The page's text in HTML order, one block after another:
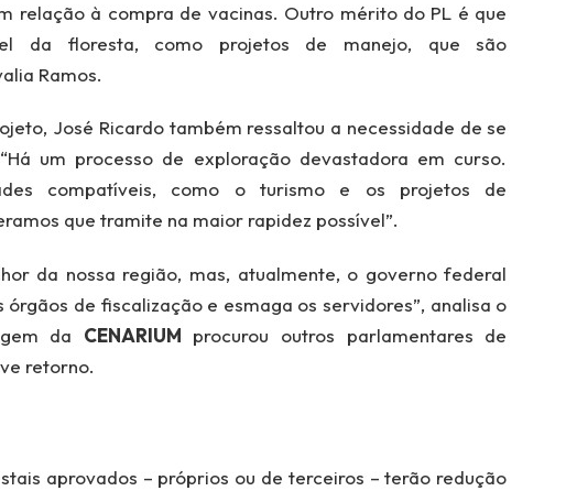
relação à compra de vacinas. Outro mérito do PL é que
da floresta, como projetos de manejo, que são
Ramos.
José Ricardo também ressaltou a necessidade de se
um processo de exploração devastadora em curso.
compatíveis, como o turismo e os projetos de
que tramite na maior rapidez possível”.
da nossa região, mas, atualmente, o governo federal
de fiscalização e esmaga os servidores”, analisa o
da CENARIUM procurou outros parlamentares de
retorno.
aprovados – próprios ou de terceiros – terão redução